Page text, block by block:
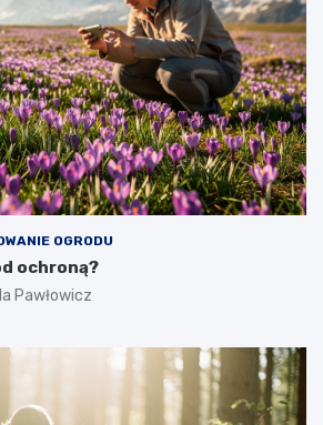
OGRODU
ochroną?
Pawłowicz